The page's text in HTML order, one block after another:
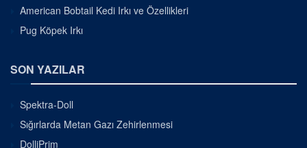
American Bobtail Kedi Irkı ve Özellikleri
Pug Köpek Irkı
SON YAZILAR
Spektra-Doll
Sığırlarda Metan Gazı Zehirlenmesi
DolliPrim